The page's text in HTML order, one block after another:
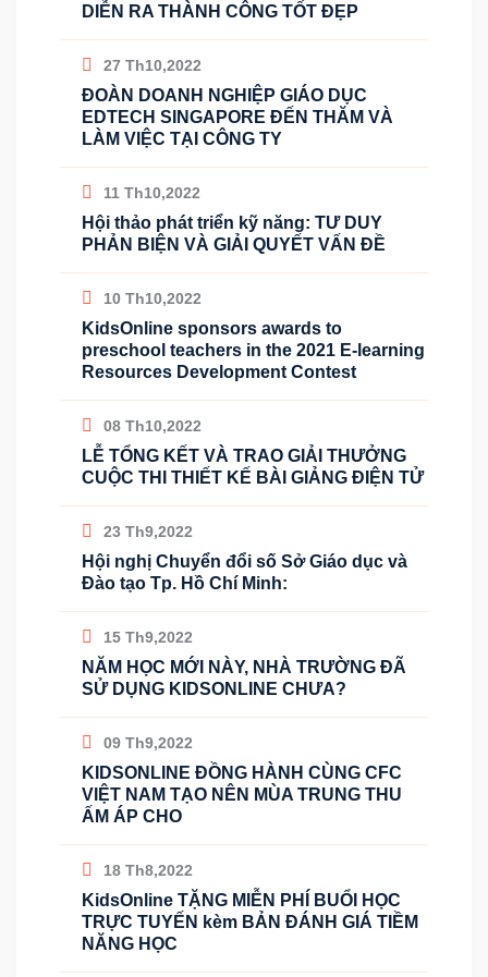
DIỄN RA THÀNH CÔNG TỐT ĐẸP
27 Th10,2022
ĐOÀN DOANH NGHIỆP GIÁO DỤC
EDTECH SINGAPORE ĐẾN THĂM VÀ
LÀM VIỆC TẠI CÔNG TY
11 Th10,2022
Hội thảo phát triển kỹ năng: TƯ DUY
PHẢN BIỆN VÀ GIẢI QUYẾT VẤN ĐỀ
10 Th10,2022
KidsOnline sponsors awards to
preschool teachers in the 2021 E-learning
Resources Development Contest
08 Th10,2022
LỄ TỔNG KẾT VÀ TRAO GIẢI THƯỞNG
CUỘC THI THIẾT KẾ BÀI GIẢNG ĐIỆN TỬ
23 Th9,2022
Hội nghị Chuyển đổi số Sở Giáo dục và
Đào tạo Tp. Hồ Chí Minh:
15 Th9,2022
NĂM HỌC MỚI NÀY, NHÀ TRƯỜNG ĐÃ
SỬ DỤNG KIDSONLINE CHƯA?
09 Th9,2022
KIDSONLINE ĐỒNG HÀNH CÙNG CFC
VIỆT NAM TẠO NÊN MÙA TRUNG THU
ẤM ÁP CHO
18 Th8,2022
KidsOnline TẶNG MIỄN PHÍ BUỔI HỌC
TRỰC TUYẾN kèm BẢN ĐÁNH GIÁ TIỀM
NĂNG HỌC